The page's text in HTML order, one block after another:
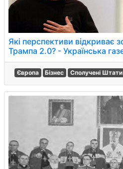
Які перспективи відкриває
Трампа 2.0? - Українська
Європа Бізнес Сполучені Штати